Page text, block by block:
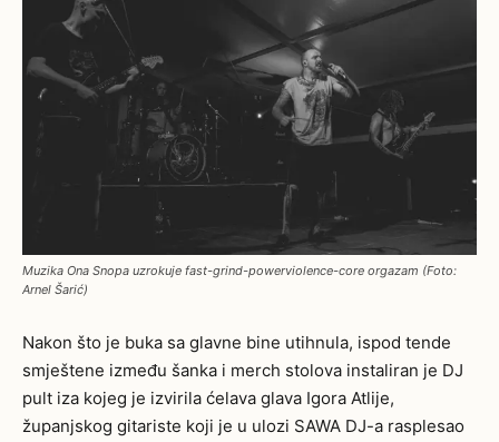
Muzika Ona Snopa uzrokuje fast-grind-powerviolence-core orgazam (Foto:
Arnel Šarić)
Nakon što je buka sa glavne bine utihnula, ispod tende
smještene između šanka i merch stolova instaliran je DJ
pult iza kojeg je izvirila ćelava glava Igora Atlije,
županjskog gitariste koji je u ulozi SAWA DJ-a rasplesao